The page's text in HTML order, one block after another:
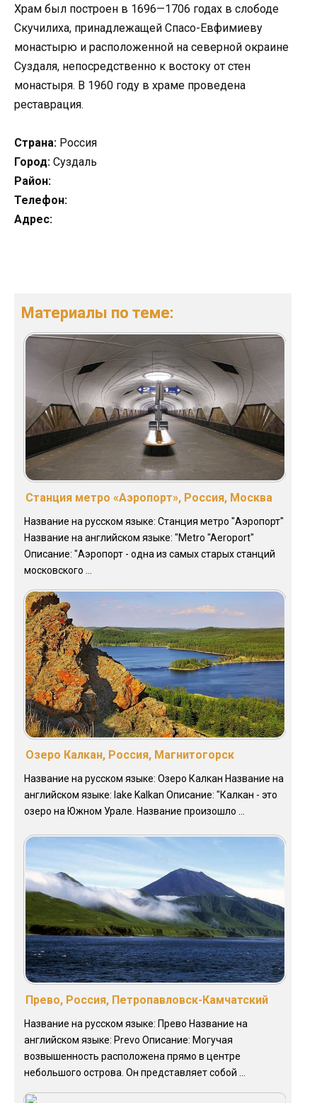
Храм был построен в 1696—1706 годах в слободе
Скучилиха, принадлежащей Спасо-Евфимиеву
монастырю и расположенной на северной окраине
Суздаля, непосредственно к востоку от стен
монастыря. В 1960 году в храме проведена
реставрация.
Страна: Россия
Город: Суздаль
Район:
Телефон:
Адрес:
Материалы по теме:
Станция метро «Аэропорт», Россия, Москва
Название на русском языке: Станция метро "Аэропорт"
Название на английском языке: "Metro "Aeroport"
Описание: "Аэропорт - одна из самых старых станций
московского ...
Озеро Калкан, Россия, Магнитогорск
Название на русском языке: Озеро Калкан Название на
английском языке: lake Kalkan Описание: "Калкан - это
озеро на Южном Урале. Название произошло ...
Прево, Россия, Петропавловск-Камчатский
Название на русском языке: Прево Название на
английском языке: Prevo Описание: Могучая
возвышенность расположена прямо в центре
небольшого острова. Он представляет собой ...